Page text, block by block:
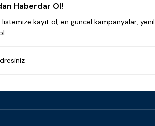
Haberdar Ol!
kayıt ol, en güncel kampanyalar,